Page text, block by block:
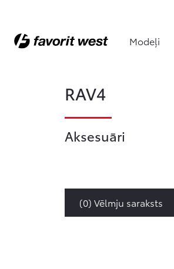
Modeļi
RAV4
Aksesuāri
(0) Vēlmju saraksts